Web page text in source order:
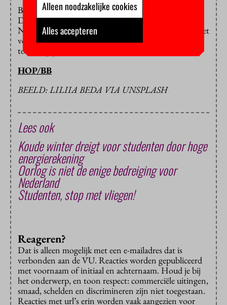
Bij de inhuldiging van Willem-Alexander in 2013 was
Dijkgraaf overigens ‘heraut van wapenen’. Voor de
Nieuwe Kerk, op de Dam in Amsterdam, mocht hij het
volk vertellen dat de koning wasingehuldigd
toen nog geen lid van
HOP/BB
BEELD: LILIIA BEDA VIA UNSPLASH
Lees ook
Koude winter dreigt voor studenten door hoge
energierekening
Oorlog is niet de enige bedreiging voor
Nederland
Studenten, stop met vliegen!
Reageren?
Dat is alleen mogelijk met een e-mailadres dat is
verbonden aan de VU. Reacties worden gepubliceerd
met voornaam of initiaal en achternaam. Houd je bij
het onderwerp, en toon respect: commerciële uitingen,
smaad, schelden en discrimineren zijn niet toegestaan.
Reacties met url’s erin worden vaak aangezien voor
Alleen noodzakelijke cookies
Alles accepteren